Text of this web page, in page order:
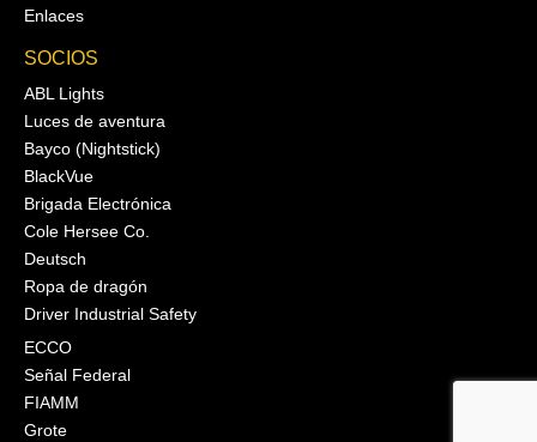
Enlaces
SOCIOS
ABL Lights
Luces de aventura
Bayco (Nightstick)
BlackVue
Brigada Electrónica
Cole Hersee Co.
Deutsch
Ropa de dragón
Driver Industrial Safety
ECCO
Señal Federal
FIAMM
Grote